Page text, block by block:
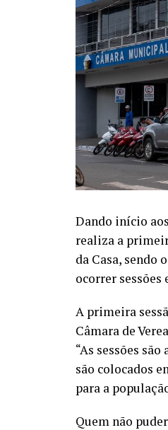
Dando início
realiza a
da Casa, sendo
ocorrer
A primeira
Câmara de
“As sessões
são colocados
para a
Quem não